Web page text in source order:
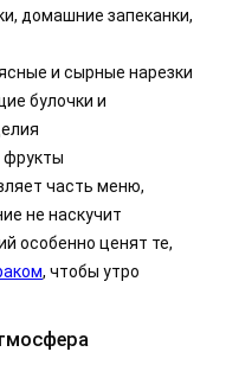
домашние запеканки,
и сырные нарезки
булочки и
фрукты
часть меню,
не наскучит
особенно ценят те,
, чтобы утро